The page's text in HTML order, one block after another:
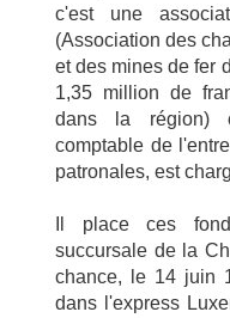
c'est une
(Association des
et des mines de fer
1,35 million de
dans la région)
comptable de
patronales, est
Il place ces
succursale de la
chance, le 14 juin
dans l'express